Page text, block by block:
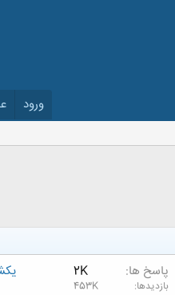
ورود
پاسخ ها 2K
بازدیدها 453K